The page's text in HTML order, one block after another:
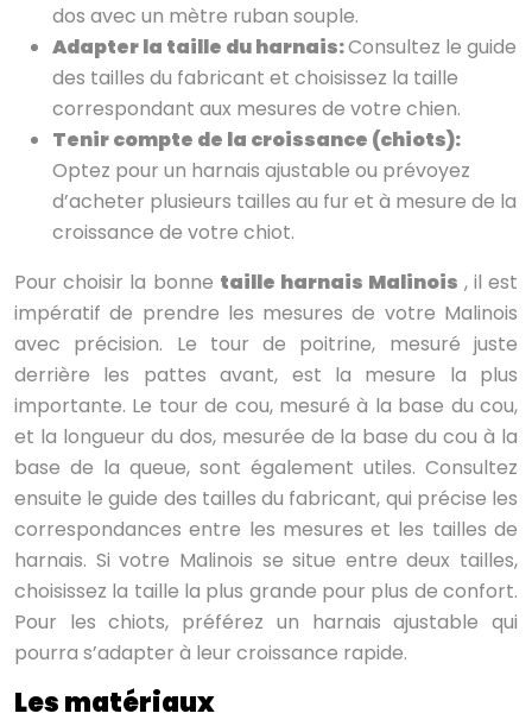
dos avec un mètre ruban souple.
Adapter la taille du harnais:Consultez le guide
des tailles du fabricant et choisissez la taille
correspondant aux mesures de votre chien.
Tenir compte de la croissance (chiots):
Optez pour un harnais ajustable ou prévoyez
d’acheter plusieurs tailles au fur et à mesure de la
croissance de votre chiot.
Pour choisir la bonne taille harnais Malinois , il est
impératif de prendre les mesures de votre Malinois
avec précision. Le tour de poitrine, mesuré juste
derrière les pattes avant, est la mesure la plus
importante. Le tour de cou, mesuré à la base du cou,
et la longueur du dos, mesurée de la base du cou à la
base de la queue, sont également utiles. Consultez
ensuite le guide des tailles du fabricant, qui précise les
correspondances entre les mesures et les tailles de
harnais. Si votre Malinois se situe entre deux tailles,
choisissez la taille la plus grande pour plus de confort.
Pour les chiots, préférez un harnais ajustable qui
pourra s’adapter à leur croissance rapide.
Les matériaux